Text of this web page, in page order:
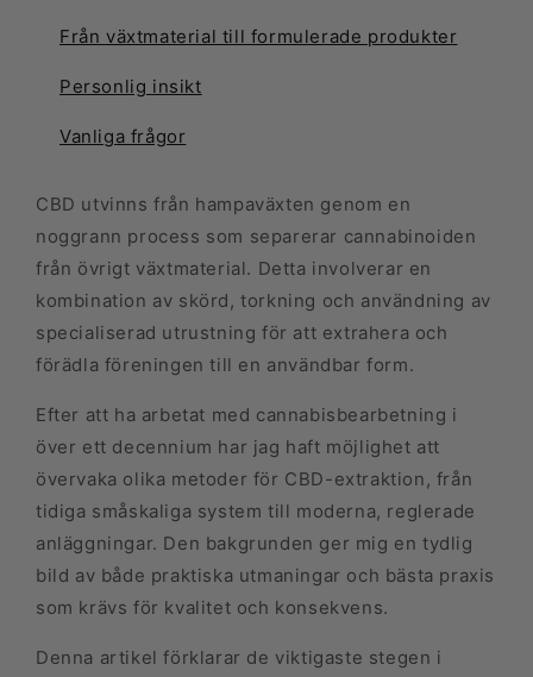
Från växtmaterial till formulerade produkter
Personlig insikt
Vanliga frågor
CBD utvinns från hampaväxten genom en
noggrann process som separerar cannabinoiden
från övrigt växtmaterial. Detta involverar en
kombination av skörd, torkning och användning av
specialiserad utrustning för att extrahera och
förädla föreningen till en användbar form.
Efter att ha arbetat med cannabisbearbetning i
över ett decennium har jag haft möjlighet att
övervaka olika metoder för CBD-extraktion, från
tidiga småskaliga system till moderna, reglerade
anläggningar. Den bakgrunden ger mig en tydlig
bild av både praktiska utmaningar och bästa praxis
som krävs för kvalitet och konsekvens.
Denna artikel förklarar de viktigaste stegen i